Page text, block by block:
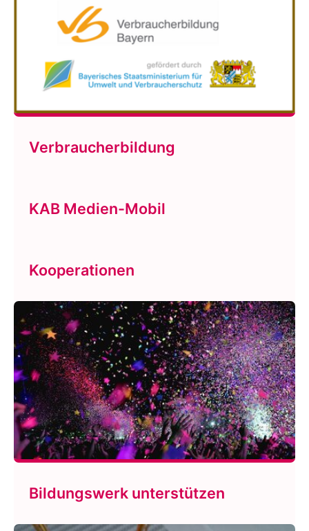
Verbraucherbildung
KAB Medien-Mobil
Kooperationen
Bildungswerk unterstützen